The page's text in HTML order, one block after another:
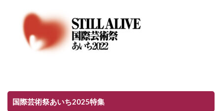
国際芸術祭あいち2025特集